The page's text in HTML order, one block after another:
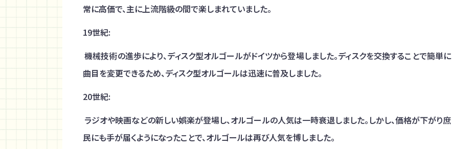
常に高価で、主に上流階級の間で楽しまれていました。
19世紀:
機械技術の進歩により、ディスク型オルゴールがドイツから登場しました。ディスクを交換することで簡単に
曲目を変更できるため、ディスク型オルゴールは迅速に普及しました。
20世紀:
ラジオや映画などの新しい娯楽が登場し、オルゴールの人気は一時衰退しました。しかし、価格が下がり庶
民にも手が届くようになったことで、オルゴールは再び人気を博しました。